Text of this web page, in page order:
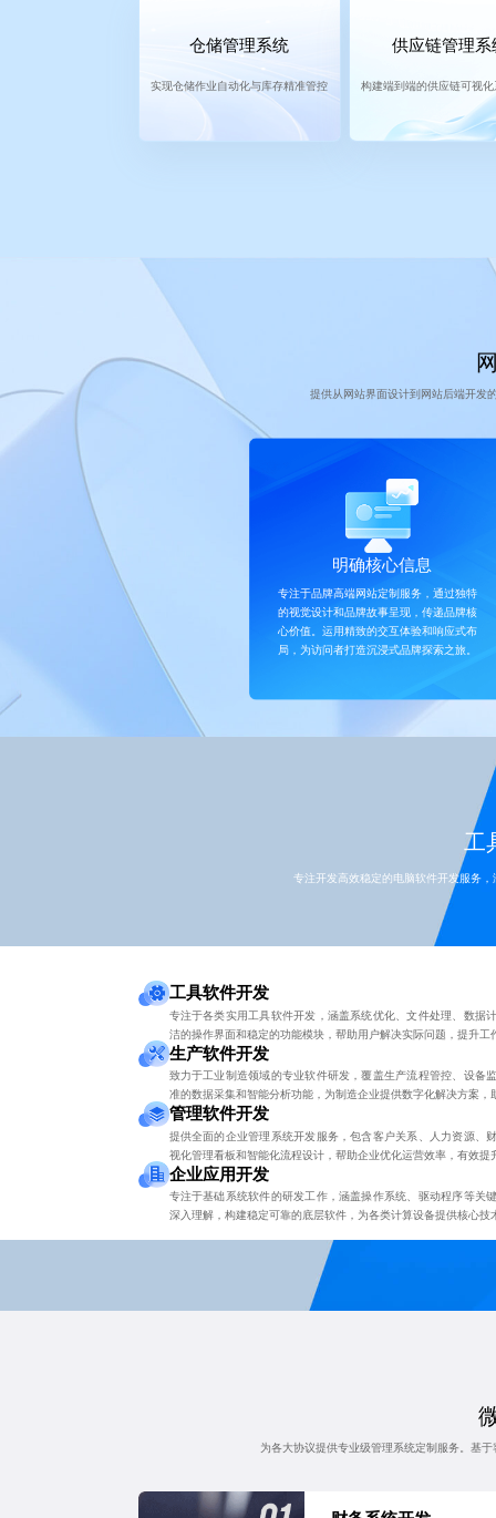
仓储管理系统
实现仓储作业自动化与库存精准管控
供应链管理系
构建端到端的供应链可视
提供从网站界面设计到网站后端开发
明确核心信息
专注于品牌高端网站定制服务，通过独特
的视觉设计和品牌故事呈现，传递品牌核
心价值。运用精致的交互体验和响应式布
局，为访问者打造沉浸式品牌探索之旅。
工
专注开发高效稳定的电脑软件开发服务
工具软件开发
专注于各类实用工具软件开发，涵盖系统优化、文件处理、数据
洁的操作界面和稳定的功能模块，帮助用户解决实际问题，提升工
生产软件开发
致力于工业制造领域的专业软件研发，覆盖生产流程管控、设备
准的数据采集和智能分析功能，为制造企业提供数字化解决方案，
管理软件开发
提供全面的企业管理系统开发服务，包含客户关系、人力资源、
视化管理看板和智能化流程设计，帮助企业优化运营效率，有效提
企业应用开发
专注于基础系统软件的研发工作，涵盖操作系统、驱动程序等关
深入理解，构建稳定可靠的底层软件，为各类计算设备提供核心技
为各大协议提供专业级管理系统定制服务。基